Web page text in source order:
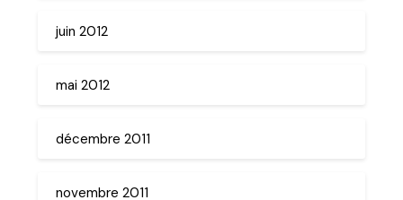
juin 2012
mai 2012
décembre 2011
novembre 2011